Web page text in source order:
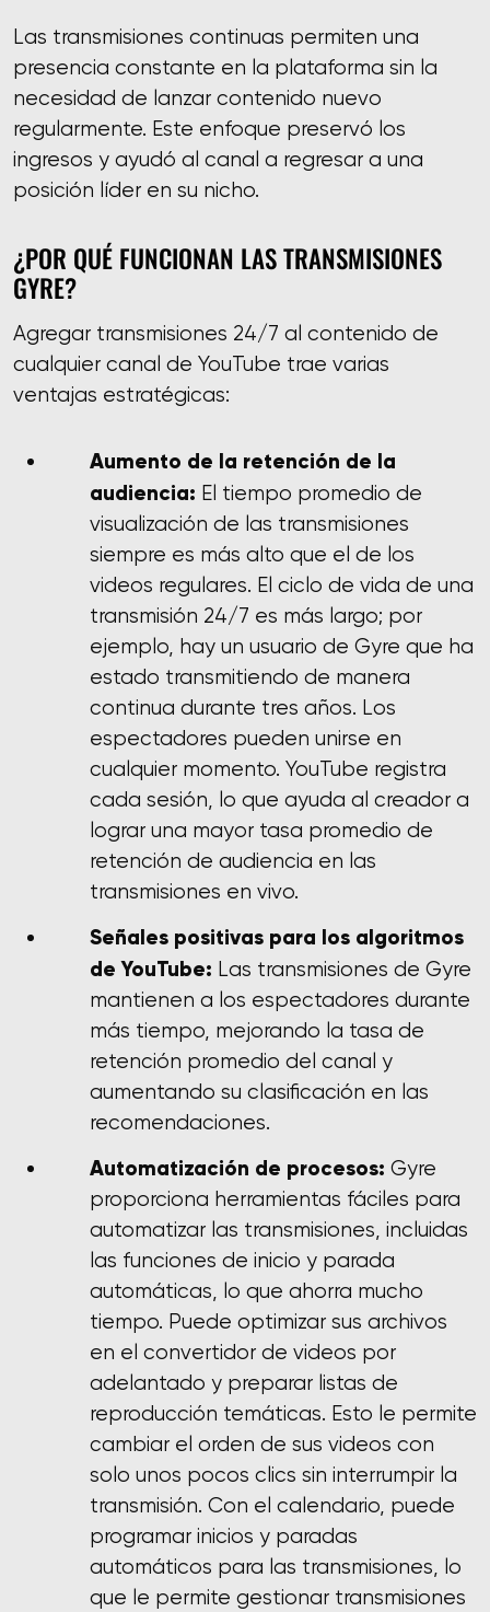
Las transmisiones continuas permiten una
presencia constante en la plataforma sin la
necesidad de lanzar contenido nuevo
regularmente. Este enfoque preservó los
ingresos y ayudó al canal a regresar a una
posición líder en su nicho.
¿POR QUÉ FUNCIONAN LAS TRANSMISIONES
GYRE?
Agregar transmisiones 24/7 al contenido de
cualquier canal de YouTube trae varias
ventajas estratégicas:
Aumento de la retención de la
audiencia: El tiempo promedio de
visualización de las transmisiones
siempre es más alto que el de los
videos regulares. El ciclo de vida de una
transmisión 24/7 es más largo; por
ejemplo, hay un usuario de Gyre que ha
estado transmitiendo de manera
continua durante tres años. Los
espectadores pueden unirse en
cualquier momento. YouTube registra
cada sesión, lo que ayuda al creador a
lograr una mayor tasa promedio de
retención de audiencia en las
transmisiones en vivo.
Señales positivas para los algoritmos
de YouTube: Las transmisiones de Gyre
mantienen a los espectadores durante
más tiempo, mejorando la tasa de
retención promedio del canal y
aumentando su clasificación en las
recomendaciones.
Automatización de procesos: Gyre
proporciona herramientas fáciles para
automatizar las transmisiones, incluidas
las funciones de inicio y parada
automáticas, lo que ahorra mucho
tiempo. Puede optimizar sus archivos
en el convertidor de videos por
adelantado y preparar listas de
reproducción temáticas. Esto le permite
cambiar el orden de sus videos con
solo unos pocos clics sin interrumpir la
transmisión. Con el calendario, puede
programar inicios y paradas
automáticos para las transmisiones, lo
que le permite gestionar transmisiones